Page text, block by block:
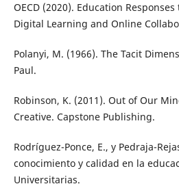
OECD (2020). Education
Digital Learning and Online
Polanyi, M. (1966). The Tacit
Paul.
Robinson, K. (2011). Out of Our
Creative. Capstone Publishing.
Rodríguez-Ponce, E., y Pedraja-
conocimiento y calidad en la
Universitarias.